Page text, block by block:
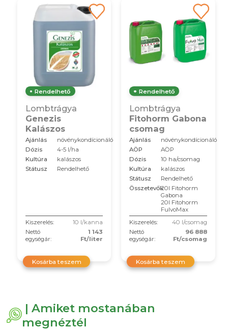
Rendelhető
Lombtrágya
Genezis
Kalászos
Ajánlás
növénykondícionáló
Dózis
4-5 l/ha
Kultúra
kalászos
Státusz
Rendelhető
Kiszerelés:
10 l/kanna
Nettó
egységár:
1 143
Ft/liter
Kosárba teszem
Rendelhető
Lombtrágya
Fitohorm Gabona
csomag
Ajánlás
növénykondícionáló
AÖP
AÖP
Dózis
10 ha/csomag
Kultúra
kalászos
Státusz
Rendelhető
Összetevők20l Fitohorm
Gabona
20l Fitohorm
FulvoMax
Kiszerelés:
40 l/csomag
Nettó
egységár:
96 888
Ft/csomag
Kosárba teszem
| Amiket mostanában
megnéztél